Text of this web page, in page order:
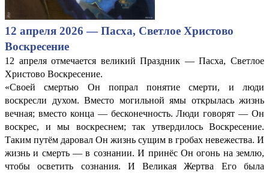
12 апреля 2026 — Пасха, Светлое Христово
Воскресение
12 апреля отмечается великий Праздник — Пасха, Светлое
Христово Воскресение.
«Своей смертью Он попрал понятие смерти, и люди
воскресли духом. Вместо могильной ямы открылась жизнь
вечная; вместо конца — бесконечность. Люди говорят — Он
воскрес, и мы воскреснем; так утвердилось Воскресение.
Таким путём даровал Он жизнь сущим в гробах невежества. И
жизнь и смерть — в сознании. И принёс Он огонь на землю,
чтобы осветить сознания. И Великая Жертва Его была